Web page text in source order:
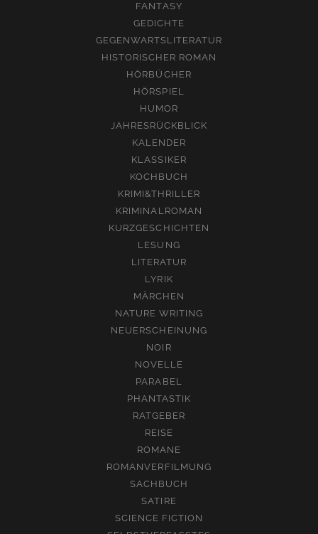
FANTASY
GEDICHTE
GEGENWARTSLITERATUR
HISTORISCHER ROMAN
HÖRBÜCHER
HÖRSPIEL
HUMOR
JAHRESRÜCKBLICK
KALENDER
KLASSIKER
KOCHBUCH
KRIMI&THRILLER
KRIMINALROMAN
KURZGESCHICHTEN
LESUNG
LITERATUR
LYRIK
MÄRCHEN
NATURE WRITING
NEUERSCHEINUNG
NOIR
NOVELLE
PARABEL
PHANTASTIK
RATGEBER
REISE
ROMANE
ROMANVERFILMUNG
SACHBUCH
SATIRE
SCIENCE FICTION